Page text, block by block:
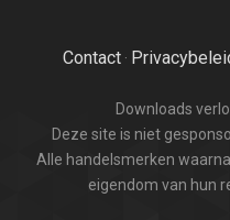
Contact·
Downloads
Deze site is niet
Alle handelsmerken
eigendom van hun